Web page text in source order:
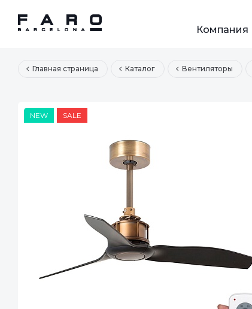
Компания
Главная страница Каталог Вентиляторы
NEW SALE